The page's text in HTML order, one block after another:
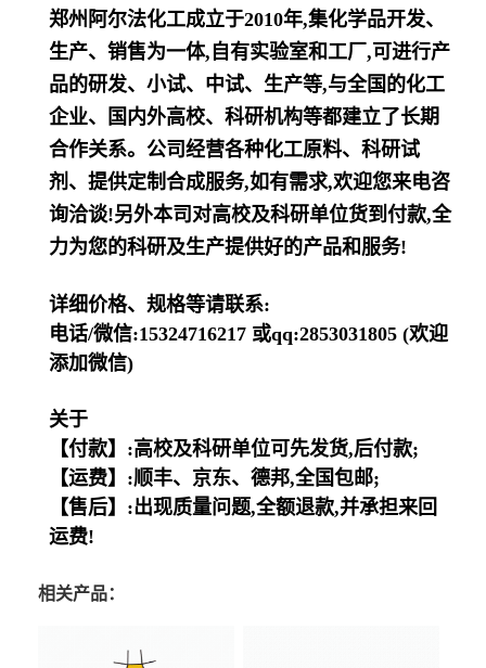
郑州阿尔法化工成立于2010年,集化学品开发、
生产、销售为一体,自有实验室和工厂,可进行产
品的研发、小试、中试、生产等,与全国的化工
企业、国内外高校、科研机构等都建立了长期
合作关系。公司经营各种化工原料、科研试
剂、提供定制合成服务,如有需求,欢迎您来电咨
询洽谈!另外本司对高校及科研单位货到付款,全
力为您的科研及生产提供好的产品和服务!
详细价格、规格等请联系:
电话/微信:15324716217 或qq:2853031805 (欢迎
添加微信)
关于
【付款】:高校及科研单位可先发货,后付款;
【运费】:顺丰、京东、德邦,全国包邮;
【售后】:出现质量问题,全额退款,并承担来回
运费!
相关产品：